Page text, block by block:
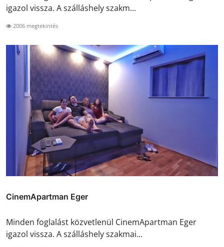
igazol vissza. A szálláshely szakm...
2006 megtekintés
CinemApartman Eger
Minden foglalást közvetlenül CinemApartman Eger
igazol vissza. A szálláshely szakmai...